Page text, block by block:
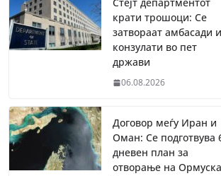
крати трошоци: Се
затвораат амбасади и
конзулати во пет
држави
06.08.2026
Договор меѓу Иран и
Оман: Се подготвува
дневен план за
отворање на